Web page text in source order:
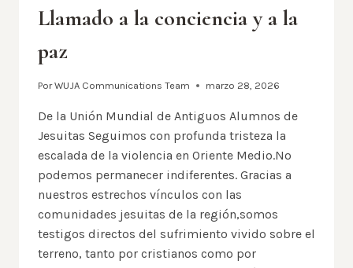
SANTO
PADRE
Llamado a la conciencia y a la
paz
Por WUJA Communications Team marzo 28, 2026
De la Unión Mundial de Antiguos Alumnos de
Jesuitas Seguimos con profunda tristeza la
escalada de la violencia en Oriente Medio.No
podemos permanecer indiferentes. Gracias a
nuestros estrechos vínculos con las
comunidades jesuitas de la región,somos
testigos directos del sufrimiento vivido sobre el
terreno, tanto por cristianos como por